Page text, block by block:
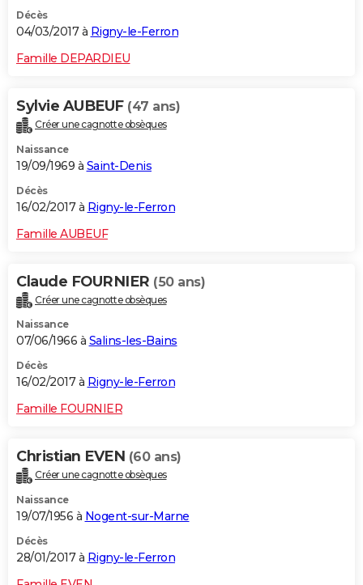
Décès
04/03/2017 à Rigny-le-Ferron
Famille DEPARDIEU
Sylvie AUBEUF (47 ans)
Créer une cagnotte obsèques
Naissance
19/09/1969 à Saint-Denis
Décès
16/02/2017 à Rigny-le-Ferron
Famille AUBEUF
Claude FOURNIER (50 ans)
Créer une cagnotte obsèques
Naissance
07/06/1966 à Salins-les-Bains
Décès
16/02/2017 à Rigny-le-Ferron
Famille FOURNIER
Christian EVEN (60 ans)
Créer une cagnotte obsèques
Naissance
19/07/1956 à Nogent-sur-Marne
Décès
28/01/2017 à Rigny-le-Ferron